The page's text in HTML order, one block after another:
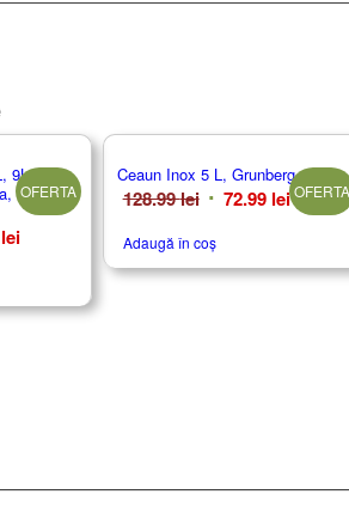
9L,
leiPrețul
369.99 lei.
OFERTA
Ceaun Inox 5 L, Grunberg
128.99lei Prețul
a
fost:
72.99 leiPrețul
72.99
Adaugă în coș
OFERTA